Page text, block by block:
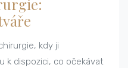
kdy ji
k dispozici, co očekávat